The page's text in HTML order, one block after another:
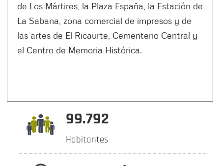
de Los Mártires, la Plaza España, la Estación de
La Sabana, zona comercial de impresos y de
las artes de El Ricaurte, Cementerio Central y
el Centro de Memoria Histórica.
99.792
Habitantes